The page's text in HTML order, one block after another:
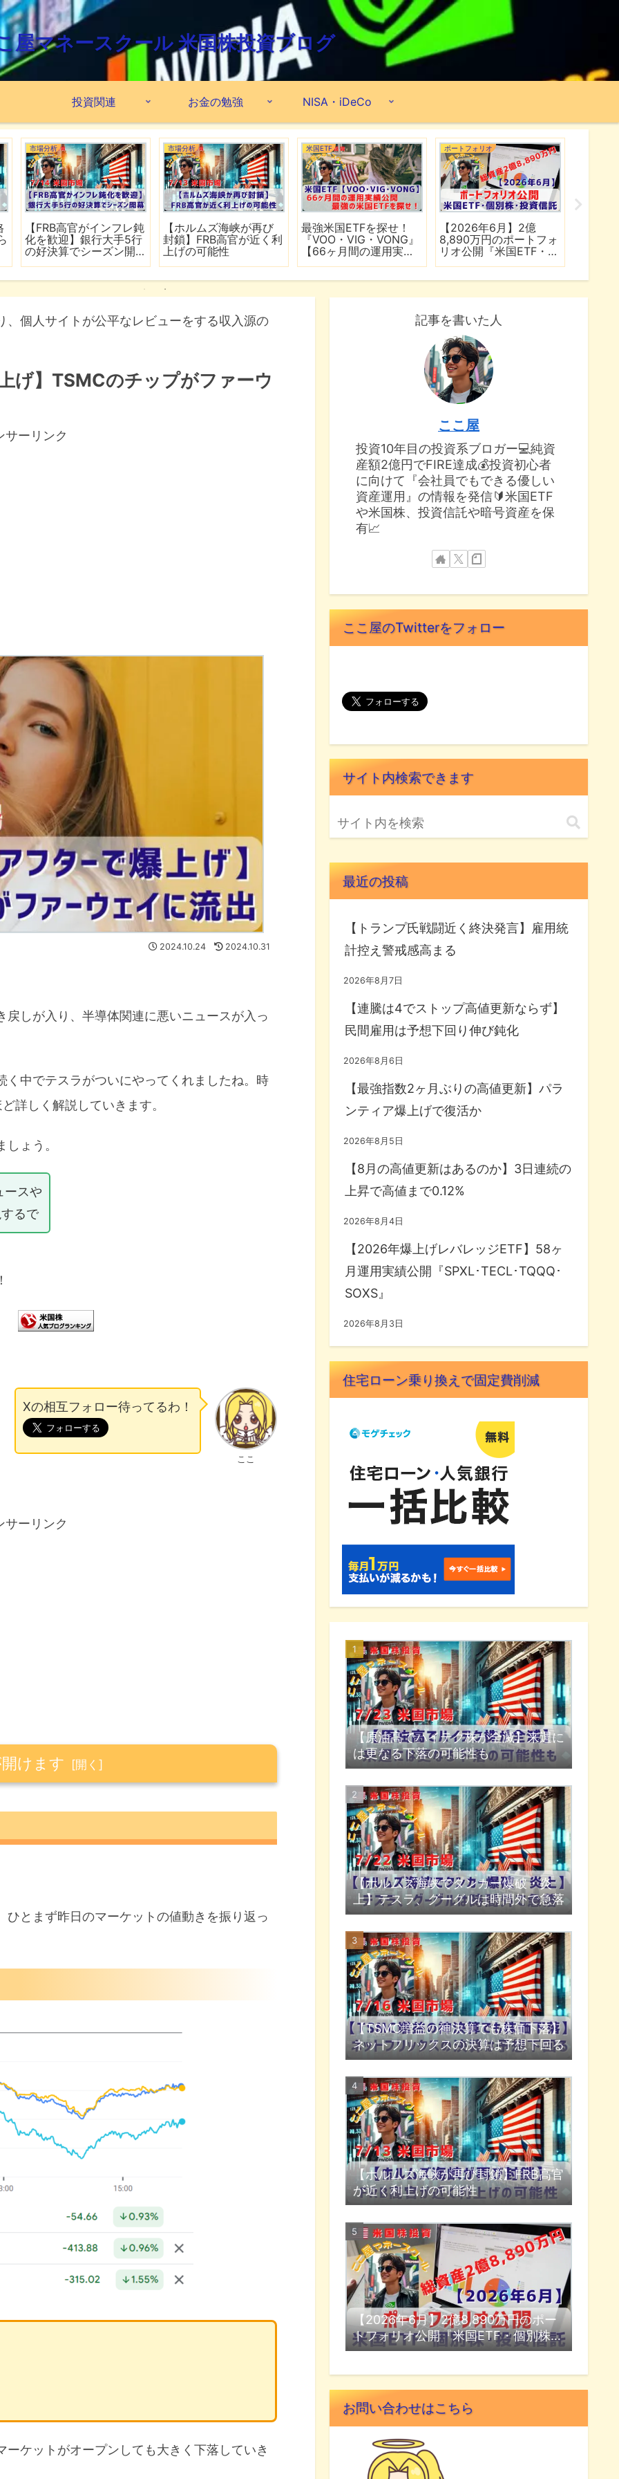
屋マネースクール 米国株投資ブログ
投資関連 お金の勉強 NISA・iDeCo
市場分析
【FRB高官がインフレ鈍
化を歓迎】銀行大手5行
の好決算でシーズン開
市場分析
【ホルムズ海峡が再び
封鎖】FRB高官が近く利
上げの可能性
米国ETF
最強米国ETFを探せ！
『VOO・VIG・VONG』
【66ヶ月間の運用実績
ポートフォリオ
【2026年6月】2億
8,890万円のポートフォ
リオ公開『米国ETF・個
個人サイトが公平なレビューをする収入源の
げ】TSMCのチップがファーウ
サーリンク
2024.10.24 2024.10.31
しが入り、半導体関連に悪いニュースが入っ
中でテスラがついにやってくれましたね。時
詳しく解説していきます。
ょう。
ースや
るで
ここ
Xの相互フォロー待ってるわ！
サーリンク
けます
上げ
とまず昨日のマーケットの値動きを振り返っ
ケットがオープンしても大きく下落していき
記事を書いた人
ここ屋
投資10年目の投資系ブロガー💻純資
産額2億円でFIRE達成💰投資初心者
に向けて『会社員でもできる優しい
資産運用』の情報を発信🔰米国ETF
や米国株、投資信託や暗号資産を保
有📈
ここ屋のTwitterをフォロー
サイト内検索できます
最近の投稿
【トランプ氏戦闘近く終決発言】雇用統
計控え警戒感高まる
2026年8月7日
【連騰は4でストップ高値更新ならず】
民間雇用は予想下回り伸び鈍化
2026年8月6日
【最強指数2ヶ月ぶりの高値更新】パラ
ンティア爆上げで復活か
2026年8月5日
【8月の高値更新はあるのか】3日連続の
上昇で高値まで0.12%
2026年8月4日
【2026年爆上げレバレッジETF】58ヶ
月運用実績公開『SPXL･TECL･TQQQ･
SOXS』
2026年8月3日
住宅ローン乗り換えで固定費削減
【原油高でハイテク株が全滅】来週に
は更なる下落の可能性も
【ホルムズ海峡でタンカー爆破・炎
上】テスラ、グーグルは時間外で急落
【TSMC増益の神決算でも株価下落】
ネットフリックスの決算は予想下回る
【ホルムズ海峡が再び封鎖】FRB高官
が近く利上げの可能性
【2026年6月】2億8,890万円のポー
トフォリオ公開『米国ETF・個別株・
投資信託』
お問い合わせはこちら